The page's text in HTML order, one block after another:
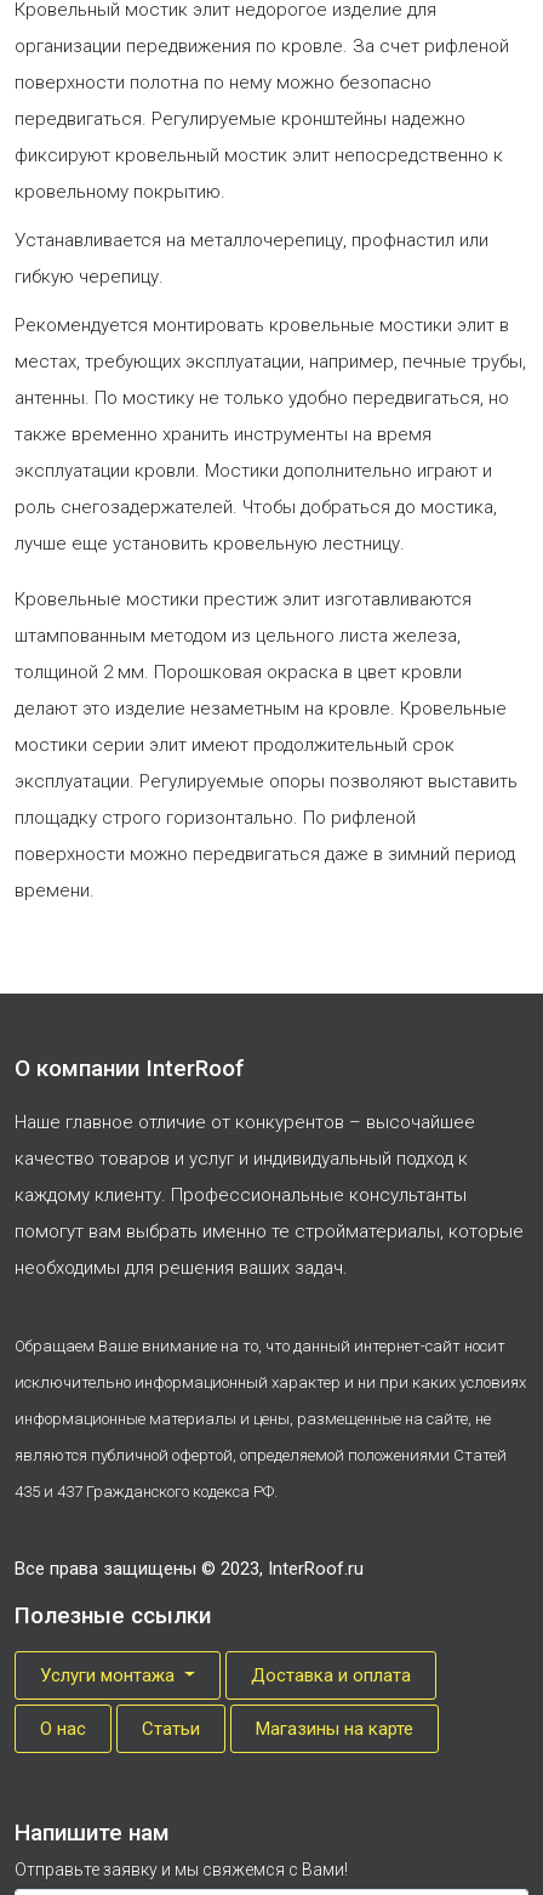
Кровельный мостик элит недорогое изделие для
организации передвижения по кровле. За счет рифленой
поверхности полотна по нему можно безопасно
передвигаться. Регулируемые кронштейны надежно
фиксируют кровельный мостик элит непосредственно к
кровельному покрытию.
Устанавливается на металлочерепицу, профнастил или
гибкую черепицу.
Рекомендуется монтировать кровельные мостики элит в
местах, требующих эксплуатации, например, печные трубы,
антенны. По мостику не только удобно передвигаться, но
также временно хранить инструменты на время
эксплуатации кровли. Мостики дополнительно играют и
роль снегозадержателей. Чтобы добраться до мостика,
лучше еще установить кровельную лестницу.
Кровельные мостики престиж элит изготавливаются
штампованным методом из цельного листа железа,
толщиной 2 мм. Порошковая окраска в цвет кровли
делают это изделие незаметным на кровле. Кровельные
мостики серии элит имеют продолжительный срок
эксплуатации. Регулируемые опоры позволяют выставить
площадку строго горизонтально. По рифленой
поверхности можно передвигаться даже в зимний период
времени.
О компании InterRoof
Наше главное отличие от конкурентов – высочайшее
качество товаров и услуг и индивидуальный подход к
каждому клиенту. Профессиональные консультанты
помогут вам выбрать именно те стройматериалы, которые
необходимы для решения ваших задач.
Обращаем Ваше внимание на то, что данный интернет-сайт носит
исключительно информационный характер и ни при каких условиях
информационные материалы и цены, размещенные на сайте, не
являются публичной офертой, определяемой положениями Статей
435 и 437 Гражданского кодекса РФ.
Все права защищены © 2023, InterRoof.ru
Полезные ссылки
Услуги монтажа Доставка и оплата
О нас Cтатьи Магазины на карте
Напишите нам
Отправьте заявку и мы свяжемся с Вами!